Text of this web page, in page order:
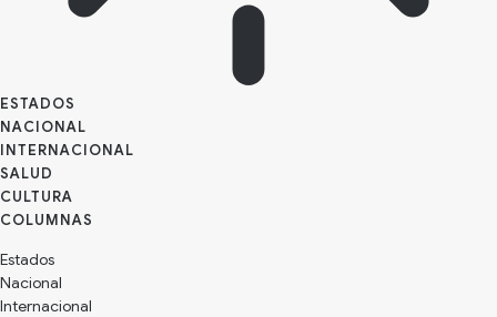
ESTADOS
NACIONAL
INTERNACIONAL
SALUD
CULTURA
Estados
Nacional
Internacional